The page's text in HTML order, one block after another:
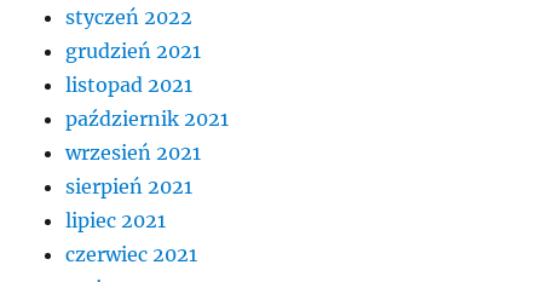
styczeń 2022
grudzień 2021
listopad 2021
październik 2021
wrzesień 2021
sierpień 2021
lipiec 2021
czerwiec 2021